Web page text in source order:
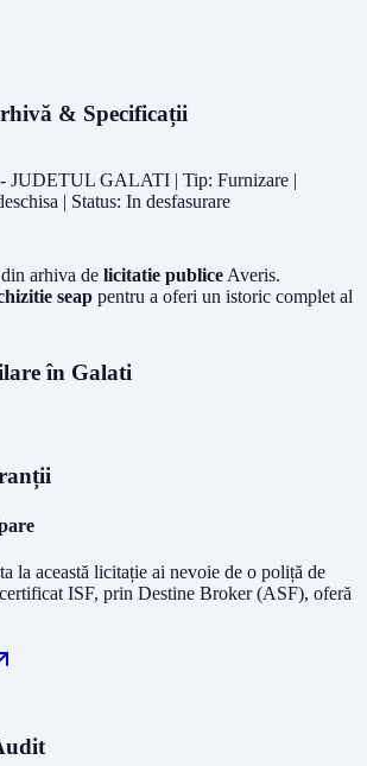
& Specificații
JUDETUL GALATI | Tip: Furnizare |
| Status: In desfasurare
arhiva de licitatie publice Averis.
seap pentru a oferi un istoric complet al
în Galati
la această licitație ai nevoie de o poliță de
ISF, prin Destine Broker (ASF), oferă